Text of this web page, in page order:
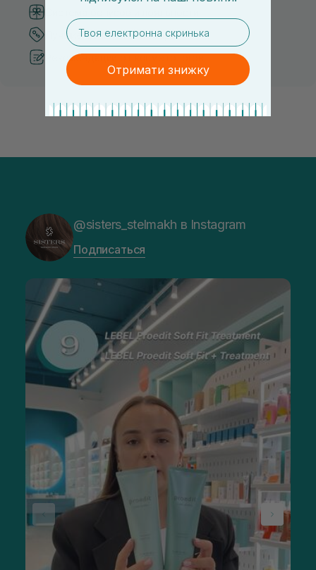
Лучшие цены и топ товары
Рекомендации от косметологов
@sisters_stelmakh в Instagram
Подписаться
email
Отримати знижку